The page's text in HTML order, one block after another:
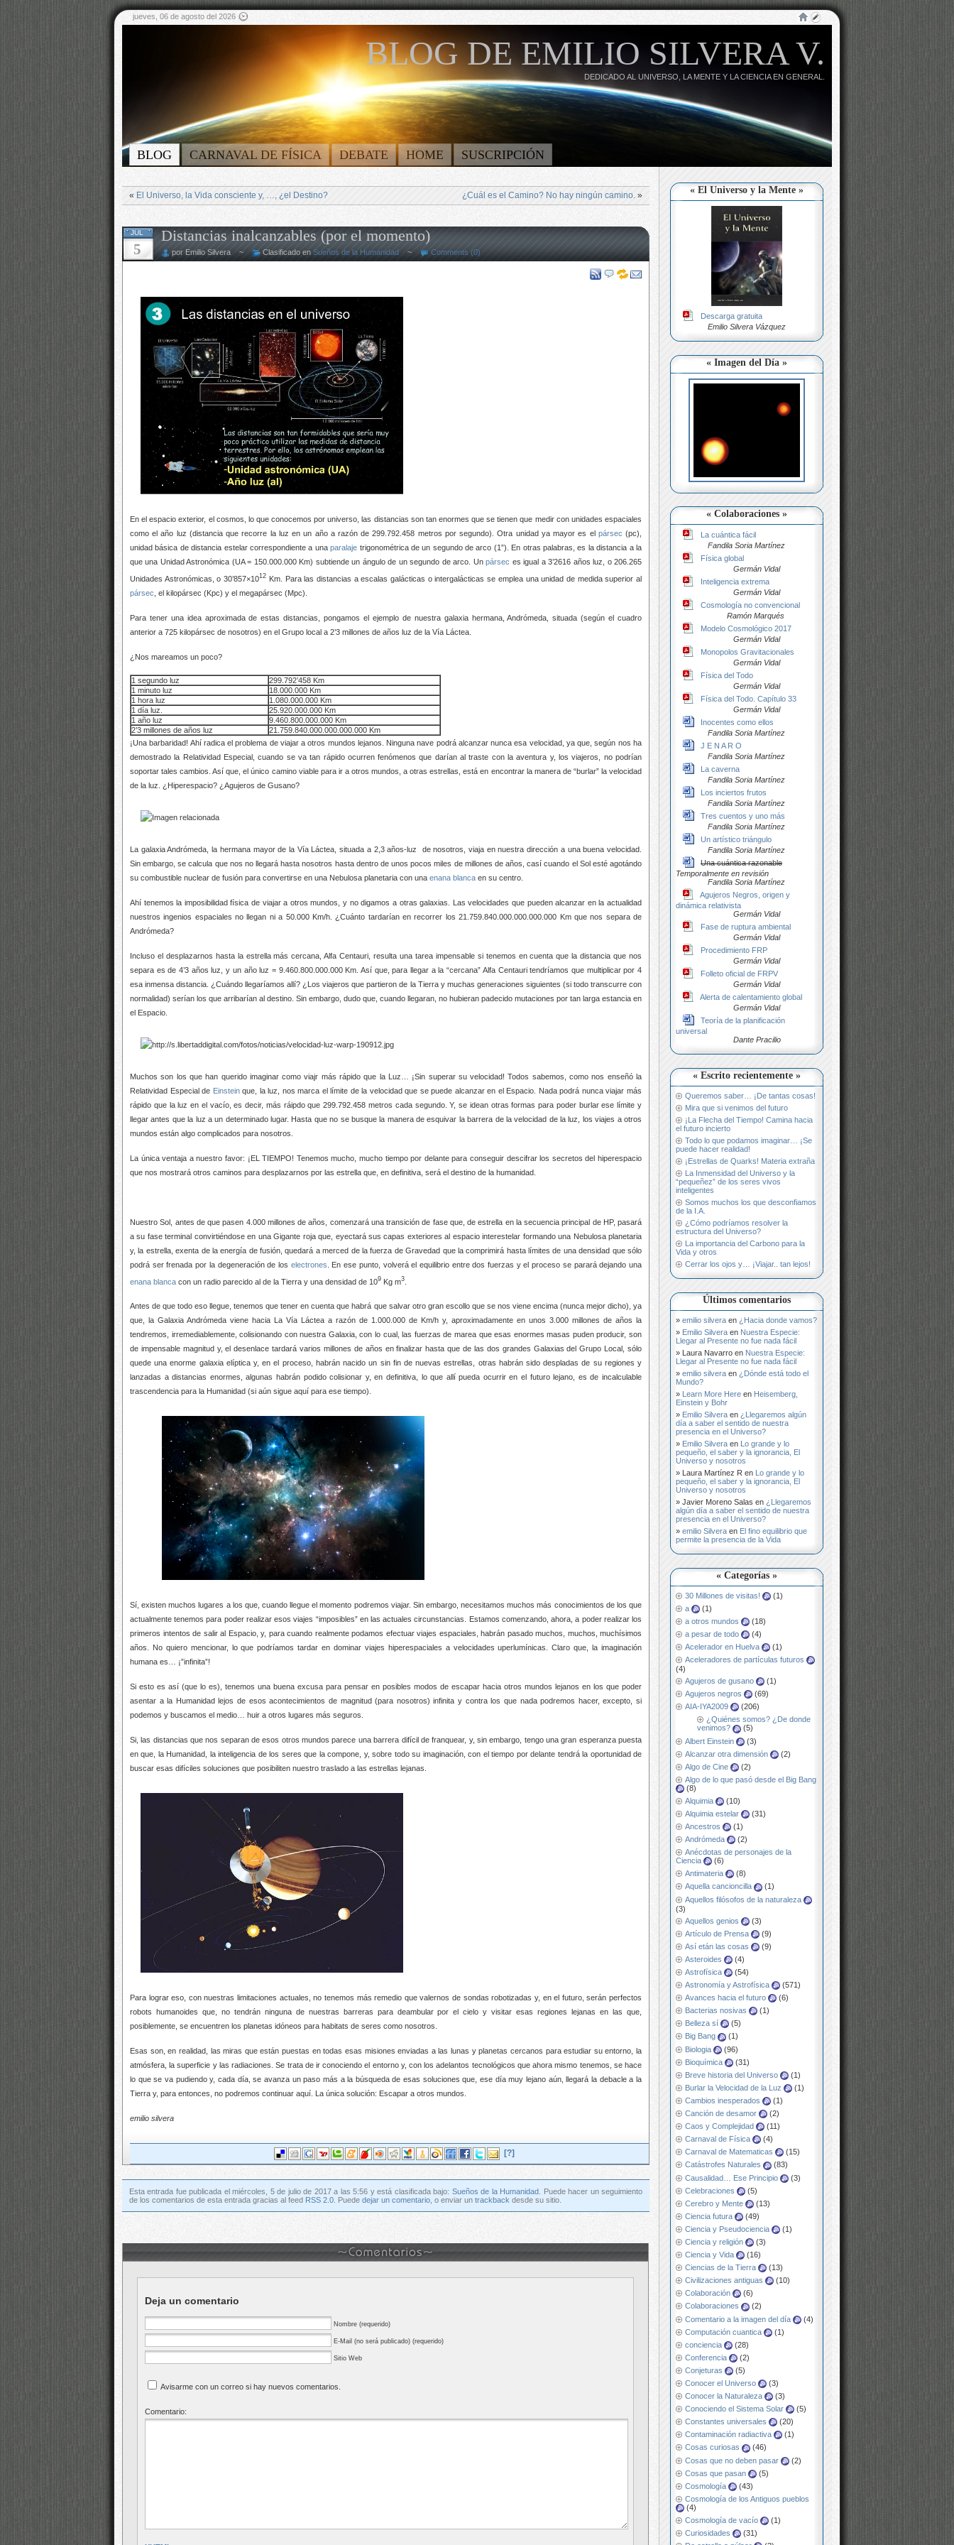
jueves, 06 de agosto del 2026
BLOG DE EMILIO SILVERA V.
DEDICADO AL UNIVERSO, LA MENTE Y LA CIENCIA EN GENERAL.
BLOG CARNAVAL DE FÍSICA DEBATE HOME SUSCRIPCIÓN
« El Universo y la Mente »
Descarga gratuita
Emilio Silvera Vázquez
« Imagen del Día »
« Colaboraciones »
La cuántica fácil
Fandila Soria Martínez
Física global
Germán Vidal
Inteligencia extrema
Germán Vidal
Cosmología no convencional
Ramón Marqués
Modelo Cosmológico 2017
Germán Vidal
Monopolos Gravitacionales
Germán Vidal
Física del Todo
Germán Vidal
Física del Todo. Capítulo 33
Germán Vidal
Inocentes como ellos
Fandila Soria Martínez
J E N A R O
Fandila Soria Martínez
La caverna
Fandila Soria Martínez
Los inciertos frutos
Fandila Soria Martínez
Tres cuentos y uno más
Fandila Soria Martínez
Un artístico triángulo
Fandila Soria Martínez
Una cuántica razonable
Temporalmente en revisión
Fandila Soria Martínez
Agujeros Negros, origen y
dinámica relativista
Germán Vidal
Fase de ruptura ambiental
Germán Vidal
Procedimiento FRP
Germán Vidal
Folleto oficial de FRPV
Germán Vidal
Alerta de calentamiento global
Germán Vidal
Teoría de la planificación
universal
Dante Pracilio
« Escrito recientemente »
Queremos saber… ¡De tantas cosas!
Mira que si venimos del futuro
¡La Flecha del Tiempo! Camina hacia
el futuro incierto
Todo lo que podamos imaginar… ¡Se
puede hacer realidad!
¡Estrellas de Quarks! Materia extraña
La Inmensidad del Universo y la
“pequeñez” de los seres vivos
inteligentes
Somos muchos los que desconfiamos
de la I.A.
¿Cómo podríamos resolver la
estructura del Universo?
La importancia del Carbono para la
Vida y otros
Cerrar los ojos y… ¡Viajar.. tan lejos!
Últimos comentarios
emilio silvera en ¿Hacia donde vamos?
Emilio Silvera en Nuestra Especie:
Llegar al Presente no fue nada fácil
Laura Navarro en Nuestra Especie:
Llegar al Presente no fue nada fácil
emilio silvera en ¿Dónde está todo el
Mundo?
Learn More Here en Heisemberg,
Einstein y Bohr
Emilio Silvera en ¿Llegaremos algún
día a saber el sentido de nuestra
presencia en el Universo?
Emilio Silvera en Lo grande y lo
pequeño, el saber y la ignorancia, El
Universo y nosotros
Laura Martínez R en Lo grande y lo
pequeño, el saber y la ignorancia, El
Universo y nosotros
Javier Moreno Salas en ¿Llegaremos
algún día a saber el sentido de nuestra
presencia en el Universo?
emilio Silvera en El fino equilibrio que
permite la presencia de la Vida
« Categorías »
30 Millones de visitas!
(1)
a
(1)
a otros mundos
(18)
a pesar de todo
(4)
Acelerador en Huelva
(1)
Aceleradores de partículas futuros
(4)
Agujeros de gusano
(1)
Agujeros negros
(69)
AIA-IYA2009
(206)
¿Quiénes somos? ¿De donde
venimos?
(5)
Albert Einstein
(3)
Alcanzar otra dimensión
(2)
Algo de Cine
(2)
Algo de lo que pasó desde el Big Bang
(8)
Alquimia
(10)
Alquimia estelar
(31)
Ancestros
(1)
Andrómeda
(2)
Anécdotas de personajes de la
Ciencia
(6)
Antimateria
(8)
Aquella cancioncilla
(1)
Aquellos filósofos de la naturaleza
(3)
Aquellos genios
(3)
Artículo de Prensa
(9)
Así etán las cosas
(9)
Asteroides
(4)
Astrofísica
(54)
Astronomía y Astrofísica
(571)
Avances hacia el futuro
(6)
Bacterias nosivas
(1)
Belleza sí
(5)
Big Bang
(1)
Biologia
(96)
Bioquímica
(31)
Breve historia del Universo
(1)
Burlar la Velocidad de la Luz
(1)
Cambios inesperados
(1)
Canción de desamor
(2)
Caos y Complejidad
(11)
Carnaval de Física
(4)
Carnaval de Matematicas
(15)
Catástrofes Naturales
(83)
Causalidad… Ese Principio
(3)
Celebraciones
(5)
Cerebro y Mente
(13)
Ciencia futura
(49)
Ciencia y Pseudociencia
(1)
Ciencia y religión
(3)
Ciencia y Vida
(16)
Ciencias de la Tierra
(13)
Civilizaciones antiguas
(10)
Colaboración
(6)
Colaboraciones
(2)
Comentario a la imagen del día
(4)
Computación cuantica
(1)
conciencia
(28)
Conferencia
(2)
Conjeturas
(5)
Conocer el Universo
(3)
Conocer la Naturaleza
(3)
Conociendo el Sistema Solar
(5)
Constantes universales
(20)
Contaminación radiactiva
(1)
Cosas curiosas
(46)
Cosas que no deben pasar
(2)
Cosas que pasan
(5)
Cosmología
(43)
Cosmología de los Antiguos pueblos
(4)
Cosmología de vacío
(1)
Curiosidades
(31)
« El Universo, la Vida consciente y, …, ¿el Destino? ¿Cuál es el Camino? No hay ningún camino. »
JUL
5
Distancias inalcanzables (por el momento)
por Emilio Silvera ~ Clasificado en Sueños de la Humanidad~ Comments (0)
En el espacio exterior, el cosmos, lo que conocemos por universo, las distancias son tan enormes que se tienen que medir con unidades espaciales
como el año luz (distancia que recorre la luz en un año a razón de 299.792.458 metros por segundo). Otra unidad ya mayor es el pársec (pc),
unidad básica de distancia estelar correspondiente a unaparalaje trigonométrica de un segundo de arco (1”). En otras palabras, es la distancia a la
que una Unidad Astronómica (UA = 150.000.000 Km) subtiende un ángulo de un segundo de arco. Unpársec es igual a 3’2616 años luz, o 206.265
Unidades Astronómicas, o 30’857×1012 Km. Para las distancias a escalas galácticas o intergalácticas se emplea una unidad de medida superior al
pársec , el kilopársec (Kpc) y el megapársec (Mpc).
Para tener una idea aproximada de estas distancias, pongamos el ejemplo de nuestra galaxia hermana, Andrómeda, situada (según el cuadro
anterior a 725 kilopársec de nosotros) en el Grupo local a 2’3 millones de años luz de la Vía Láctea.
¿Nos mareamos un poco?
1 segundo luz
299.792’458 Km
1 minuto luz
18.000.000 Km
1 hora luz
1.080.000.000 Km
1 día luz.
25.920.000.000 Km
1 año luz
9.460.800.000.000 Km
2’3 millones de años luz
21.759.840.000.000.000.000 Km
¡Una barbaridad! Ahí radica el problema de viajar a otros mundos lejanos. Ninguna nave podrá alcanzar nunca esa velocidad, ya que, según nos ha
demostrado la Relatividad Especial, cuando se va tan rápido ocurren fenómenos que darían al traste con la aventura y, los viajeros, no podrían
soportar tales cambios. Así que, el único camino viable para ir a otros mundos, a otras estrellas, está en encontrar la manera de “burlar” la velocidad
de la luz. ¿Hiperespacio? ¿Agujeros de Gusano?
La galaxia Andrómeda, la hermana mayor de la Vía Láctea, situada a 2,3 años-luz de nosotros, viaja en nuestra dirección a una buena velocidad.
Sin embargo, se calcula que nos no llegará hasta nosotros hasta dentro de unos pocos miles de millones de años, casí cuando el Sol esté agotándo
su combustible nuclear de fusión para convertirse en una Nebulosa planetaria con una enana blanca en su centro.
Ahí tenemos la imposibilidad física de viajar a otros mundos, y no digamos a otras galaxias. Las velocidades que pueden alcanzar en la actualidad
nuestros ingenios espaciales no llegan ni a 50.000 Km/h. ¿Cuánto tardarían en recorrer los 21.759.840.000.000.000.000 Km que nos separa de
Andrómeda?
Incluso el desplazarnos hasta la estrella más cercana, Alfa Centauri, resulta una tarea impensable si tenemos en cuenta que la distancia que nos
separa es de 4’3 años luz, y un año luz = 9.460.800.000.000 Km. Así que, para llegar a la “cercana” Alfa Centauri tendríamos que multiplicar por 4
esa inmensa distancia. ¿Cuándo llegaríamos allí? ¿Los viajeros que partieron de la Tierra y muchas generaciones siguientes (si todo transcurre con
normalidad) serían los que arribarían al destino. Sin embargo, dudo que, cuando llegaran, no hubieran padecido mutaciones por tan larga estancia en
el Espacio.
Muchos son los que han querido imaginar como viajr más rápido que la Luz… ¡Sin superar su velocidad! Todos sabemos, como nos enseñó la
Relatividad Especial de Einsteinque, la luz, nos marca el límite de la velocidad que se puede alcanzar en el Espacio. Nada podrá nunca viajar más
rápido que la luz en el vacío, es decir, más ráipdo que 299.792.458 metros cada segundo. Y, se idean otras formas para poder burlar ese límite y
llegar antes que la luz a un determinado lugar. Hasta que no se busque la manera de esquivar la barrera de la velocidad de la luz, los viajes a otros
mundos están algo complicados para nosotros.
La única ventaja a nuestro favor: ¡EL TIEMPO! Tenemos mucho, mucho tiempo por delante para conseguir descifrar los secretos del hiperespacio
que nos mostrará otros caminos para desplazarnos por las estrella que, en definitiva, será el destino de la humanidad.
Nuestro Sol, antes de que pasen 4.000 millones de años, comenzará una transición de fase que, de estrella en la secuencia principal de HP, pasará
a su fase terminal convirtiéndose en una Gigante roja que, eyectará sus capas exteriores al espacio interestelar formando una Nebulosa planetaria
y, la estrella, exenta de la energía de fusión, quedará a merced de la fuerza de Gravedad que la comprimirá hasta límites de una densidad que sólo
podrá ser frenada por la degeneración de los electrones . En ese punto, volverá el equilibrio entre dos fuerzas y el proceso se parará dejando una
enana blanca con un radio parecido al de la Tierra y una densidad de 109 Kg m3
Antes de que todo eso llegue, tenemos que tener en cuenta que habrá que salvar otro gran escollo que se nos viene encima (nunca mejor dicho), ya
que, la Galaxia Andrómeda viene hacia La Vía Láctea a razón de 1.000.000 de Km/h y, aproximadamente en unos 3.000 millones de años la
tendremos, irremediablemente, colisionando con nuestra Galaxia, con lo cual, las fuerzas de marea que esas enormes masas puden producir, son
de impensable magnitud y, el desenlace tardará varios millones de años en finalizar hasta que de las dos grandes Galaxias del Grupo Local, sólo
quede una enorme galaxia elíptica y, en el proceso, habrán nacido un sin fin de nuevas estrellas, otras habrán sido despladas de su regiones y
lanzadas a distancias enormes, algunas habrán podido colisionar y, en definitiva, lo que allí pueda ocurrir en el futuro lejano, es de incalculable
trascendencia para la Humanidad (si aún sigue aquí para ese tiempo).
Sí, existen muchos lugares a los que, cuando llegue el momento podremos viajar. Sin embargo, necesitamos muchos más conocimientos de los que
actualmente tenemos para poder realizar esos viajes “imposibles” en las actuales circunstancias. Estamos comenzando, ahora, a poder realizar los
primeros intentos de salir al Espacio, y, para cuando realmente podamos efectuar viajes espaciales, habrán pasado muchos, muchos, muchísimos
años. No quiero mencionar, lo que podríamos tardar en dominar viajes hiperespaciales a velocidades uperlumínicas. Claro que, la imaginación
humana es… ¡”infinita”!
Si esto es así (que lo es), tenemos una buena excusa para pensar en posibles modos de escapar hacia otros mundos lejanos en los que poder
asentar a la Humanidad lejos de esos acontecimientos de magnitud (para nosotros) infinita y contra los que nada podremos hacer, excepto, si
podemos y buscamos el medio… huir a otros lugares más seguros.
Si, las distancias que nos separan de esos otros mundos parece una barrera difícil de franquear, y, sin embargo, tengo una gran esperanza puesta
en que, la Humanidad, la inteligencia de los seres que la compone, y, sobre todo su imaginación, con el tiempo por delante tendrá la oportunidad de
buscar esas difíciles soluciones que posibiliten nuestro traslado a las estrellas lejanas.
Para lograr eso, con nuestras limitaciones actuales, no tenemos más remedio que valernos de sondas robotizadas y, en el futuro, serán perfectos
robots humanoides que, no tendrán ninguna de nuestras barreras para deambular por el cielo y visitar esas regiones lejanas en las que,
posiblemente, se encuentren los planetas idóneos para habitats de seres como nosotros.
Esas son, en realidad, las miras que están puestas en todas esas misiones enviadas a las lunas y planetas cercanos para estudiar su entorno, la
atmósfera, la superficie y las radiaciones. Se trata de ir conociendo el entorno y, con los adelantos tecnológicos que ahora mismo tenemos, se hace
lo que se va pudiendo y, cada día, se avanza un paso más a la búsqueda de esas soluciones que, ese día muy lejano aún, llegará la debacle a la
Tierra y, para entonces, no podremos continuar aquí. La única solución: Escapar a otros mundos.
emilio silvera
[?]
Esta entrada fue publicada el miércoles, 5 de julio de 2017 a las 5:56 y está clasificada bajo: Sueños de la Humanidad . Puede hacer un seguimiento
de los comentarios de esta entrada gracias al feed RSS 2.0 . Puede dejar un comentario , o enviar un trackback desde su sitio.
Deja un comentario
Nombre (requerido)
E-Mail (no será publicado) (requerido)
Sitio Web
Avisarme con un correo si hay nuevos comentarios.
Comentario: